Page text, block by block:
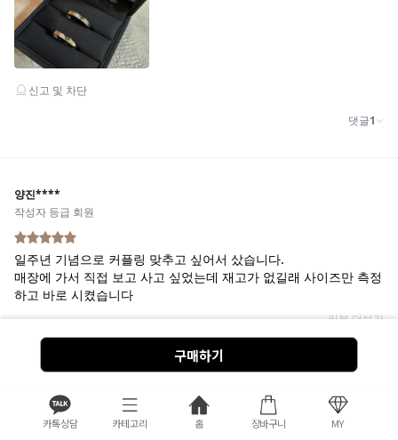
카톡상담 카테고리 홈 장바구니 MY
구매하기